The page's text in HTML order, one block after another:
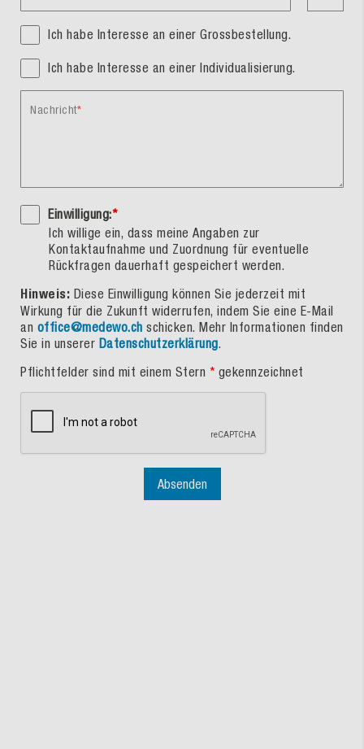
Ich habe Interesse an einer Grossbestellung.
Ich habe Interesse an einer Individualisierung.
Nachricht
Einwilligung:*
Ich willige ein, dass meine Angaben zur
Kontaktaufnahme und Zuordnung für eventuelle
Rückfragen dauerhaft gespeichert werden.
Hinweis: Diese Einwilligung können Sie jederzeit mit
Wirkung für die Zukunft widerrufen, indem Sie eine E-Mail
an office@medewo.ch schicken. Mehr Informationen finden
Sie in unserer Datenschutzerklärung.
Pflichtfelder sind mit einem Stern * gekennzeichnet
Absenden